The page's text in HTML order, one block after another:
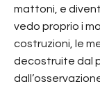
mattoni, e
vedo proprio i
costruzioni, le
decostruite dal